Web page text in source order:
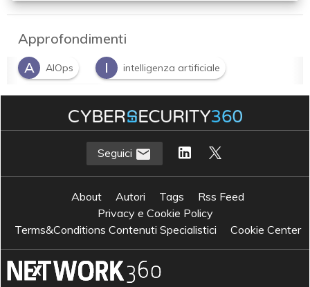
Approfondimenti
A
AIOps I intelligenza artificiale
O Operation IT
Seguici
About Autori Tags
Rss Feed
Privacy e Cookie Policy
Terms&Conditions Contenuti Specialistici
Cookie Center